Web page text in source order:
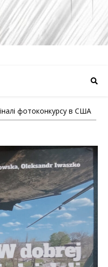
фотоконкурсу в США